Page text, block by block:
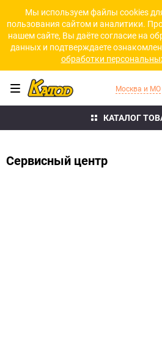
Мы используем файлы cookies
пользования сайтом и аналитики.
нашем сайте, Вы даёте согласие на
данных и подтверждаете
обработки
КАТАЛОГ
Москва и МО
Сервисный центр